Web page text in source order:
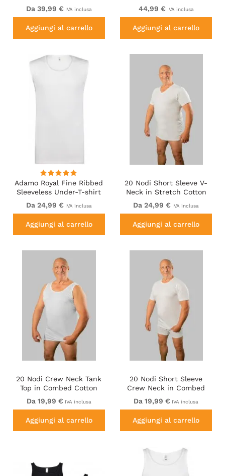
Da 39,99 € IVA inclusa
Aggiungi al carrello
44,99 € IVA inclusa
Aggiungi al carrello
Adamo Royal Fine Ribbed
Sleeveless Under-T-shirt
White
Da 24,99 € IVA inclusa
Aggiungi al carrello
20 Nodi Short Sleeve V-
Neck in Stretch Cotton
White
Da 24,99 € IVA inclusa
Aggiungi al carrello
20 Nodi Crew Neck Tank
Top in Combed Cotton
Jersey White
Da 19,99 € IVA inclusa
Aggiungi al carrello
20 Nodi Short Sleeve
Crew Neck in Combed
Cotton Jersey White
Da 19,99 € IVA inclusa
Aggiungi al carrello